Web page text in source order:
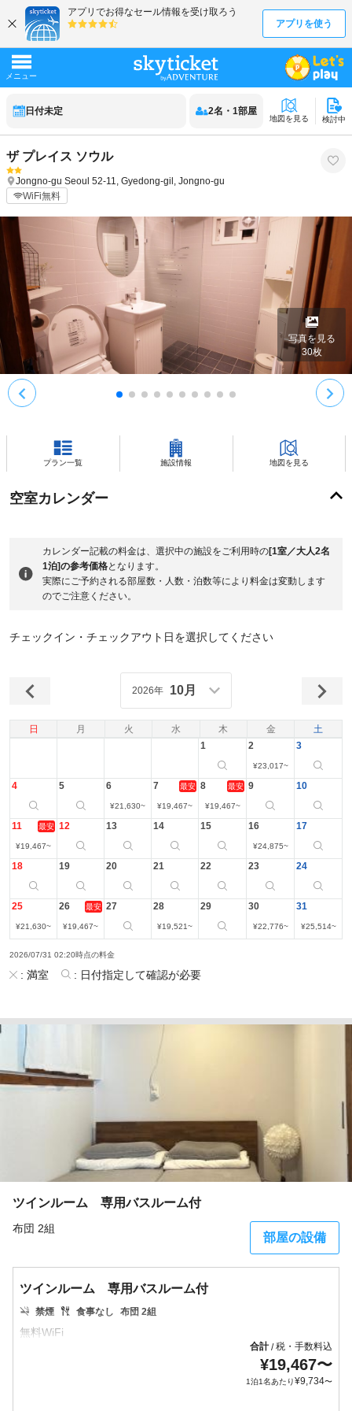
日付未定 2名 ・ 1部屋
地図を見る 検討中
ザ プレイス ソウル
Jongno-gu Seoul 52-11, Gyedong-gil, Jongno-gu
WiFi無料
写真を見る
30枚
プラン一覧 施設情報 地図を見る
空室カレンダー
カレンダー記載の料金は、選択中の施設をご利用時の[1室／大人2名
1泊]の参考価格となります。
実際にご予約される部屋数・人数・泊数等により料金は変動します
のでご注意ください。
チェックイン・チェックアウト日を選択してください
日 月 火 水 木 金 土
2026年 10月
1 2
¥23,017~
3
4 5 6
¥21,630~
7 最安
¥19,467~
8 最安
¥19,467~
9 10
11 最安
¥19,467~
12 13 14 15 16
¥24,875~
17
18 19 20 21 22 23 24
25
¥21,630~
26 最安
¥19,467~
27 28
¥19,521~
29 30
¥22,776~
31
¥25,514~
2026/07/31 02:20時点の料金
: 満室 : 日付指定して確認が必要
ツインルーム 専用バスルーム付
布団 2組
部屋の設備
ツインルーム 専用バスルーム付
禁煙 食事なし 布団 2組
合計/税・手数料込
¥19,467〜
1泊1名あたり¥9,734〜